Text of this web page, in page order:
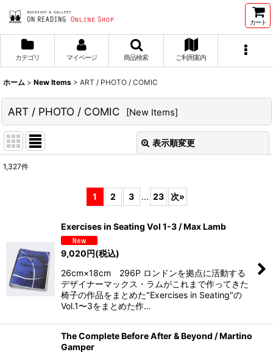
カート
カテゴリ マイページ 商品検索 ご利用案内
ホーム > New Items > ART / PHOTO / COMIC
ART / PHOTO / COMIC [New Items]
表示順変更
並び順
絞り込む
1,327件
1 2 3 ... 23 次»
Exercises in Seating Vol 1-3 / Max Lamb
9,020円(税込)
26cm×18cm 296P ロンドンを拠点に活動する
デザイナーマックス・ラムがこれまで作ってきた
椅子の作品をまとめた"Exercises in Seating"の
Vol.1〜3をまとめた作…
The Complete Before After & Beyond / Martino
Gamper